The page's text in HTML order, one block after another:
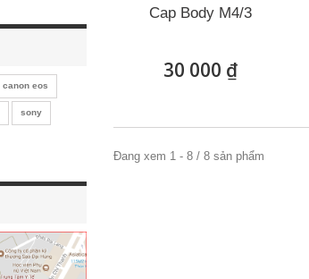
canon eos
sony
Cap Body M4/3
30 000 ₫
Đang xem 1 - 8 / 8 sản phẩm